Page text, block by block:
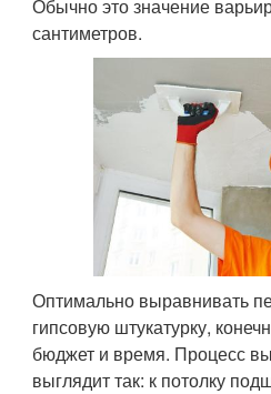
Обычно это значение
сантиметров.
Оптимально выравнивать
гипсовую штукатурку,
бюджет и время. Процесс
выглядит так: к потолку